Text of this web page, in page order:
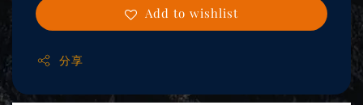
Add to wishlist
分享